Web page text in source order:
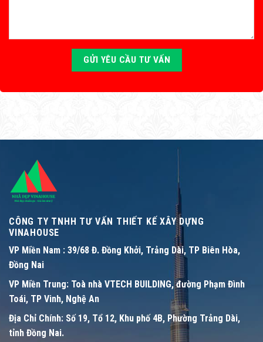
CÔNG TY TNHH TƯ VẤN THIẾT KẾ XÂY DỰNG
VINAHOUSE
VP Miền Nam : 39/68 Đ. Đồng Khởi, Trảng Dài, TP Biên Hòa,
Đồng Nai
VP Miền Trung: Toà nhà VTECH BUILDING, đường Phạm Đình
Toái, TP Vinh, Nghệ An
Địa Chỉ Chính: Số 19, Tổ 12, Khu phố 4B, Phường Trảng Dài,
tỉnh Đồng Nai.